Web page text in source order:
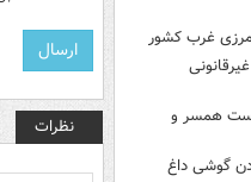
مرزی غرب کشور
دست همسر و
گوشی داغ
نظرات